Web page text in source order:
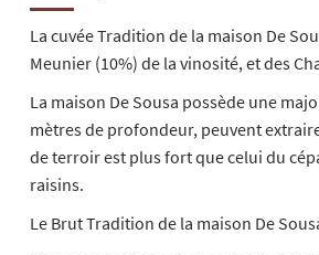
La cuvée Tradition de la maison De
Meunier (10%) de la vinosité, et des
La maison De Sousa possède une
mètres de profondeur, peuvent
de terroir est plus fort que celui du
raisins.
Le Brut Tradition de la maison De